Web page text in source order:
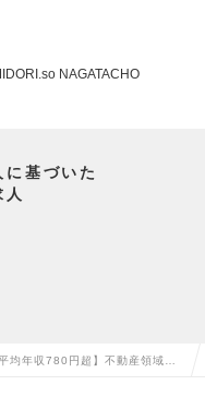
NAGATACHO
基づいた
平均年収780円超】不動産領域で